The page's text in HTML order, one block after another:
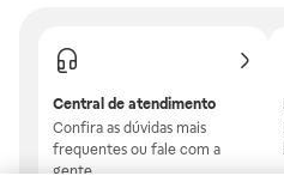
Central de atendimento
Confira as dúvidas mais
frequentes ou fale com a
gente.